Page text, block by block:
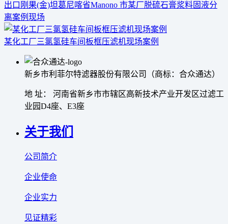
出口刚果(金)坦葛尼喀省Manono 市某厂脱硫石膏浆料固液分
离案例现场
某化工厂三氯氢硅车间板框压滤机现场案例
新乡市利菲尔特滤器股份有限公司（商标：合众通达）
地 址： 河南省新乡市市辖区高新技术产业开发区过滤工
业园D4座、E3座
关于我们
公司简介
企业使命
企业实力
见证精彩